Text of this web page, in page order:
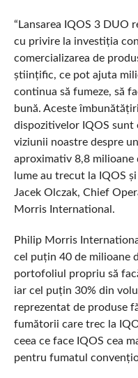
“Lansarea IQOS 3 DUO
cu privire la investiția
comercializarea de
științific, ce pot ajuta
continua să fumeze, să
bună. Aceste
dispozitivelor IQOS sunt
viziunii noastre despre
aproximativ 8,8
lume au trecut la IQOS
Jacek Olczak, Chief
Morris International.
Philip Morris
cel puțin 40 de milioane
portofoliul propriu să
iar cel puțin 30% din
reprezentat de produse
fumătorii care trec la
ceea ce face IQOS cea
pentru fumatul